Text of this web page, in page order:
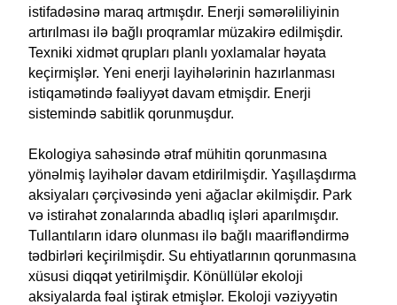
istifadəsinə maraq artmışdır. Enerji səmərəliliyinin
artırılması ilə bağlı proqramlar müzakirə edilmişdir.
Texniki xidmət qrupları planlı yoxlamalar həyata
keçirmişlər. Yeni enerji layihələrinin hazırlanması
istiqamətində fəaliyyət davam etmişdir. Enerji
sistemində sabitlik qorunmuşdur.
Ekologiya sahəsində ətraf mühitin qorunmasına
yönəlmiş layihələr davam etdirilmişdir. Yaşıllaşdırma
aksiyaları çərçivəsində yeni ağaclar əkilmişdir. Park
və istirahət zonalarında abadlıq işləri aparılmışdır.
Tullantıların idarə olunması ilə bağlı maarifləndirmə
tədbirləri keçirilmişdir. Su ehtiyatlarının qorunmasına
xüsusi diqqət yetirilmişdir. Könüllülər ekoloji
aksiyalarda fəal iştirak etmişlər. Ekoloji vəziyyətin